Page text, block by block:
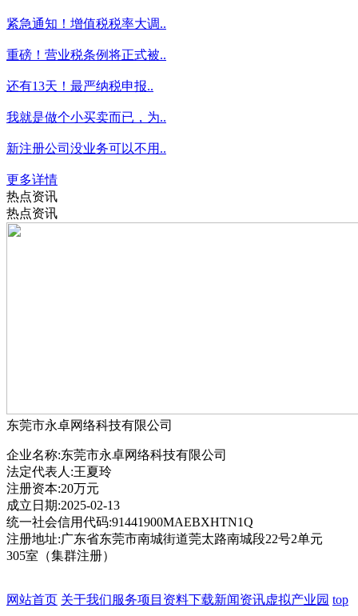
紧急通知！增值税税率大调..
重磅！营业税条例将正式被..
还有13天！最严纳税申报..
我就是做个小买卖而已，为..
新注册公司没业务可以不用..
更多详情
热点资讯
热点资讯
东莞市永卓网络科技有限公司
企业名称:东莞市永卓网络科技有限公司
法定代表人:王夏玲
注册资本:20万元
成立日期:2025-02-13
统一社会信用代码:91441900MAEBXHTN1Q
注册地址:广东省东莞市南城街道莞太路南城段22号2单元
305室（集群注册）
网站首页 关于我们服务项目 资料下载新闻资讯虚拟产业园 top